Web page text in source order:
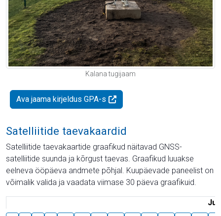
Kalana tugijaam
Ava jaama kirjeldus GPA-s
Satelliitide taevakaardid
Satelliitide taevakaartide graafikud näitavad GNSS-
satelliitide suunda ja kõrgust taevas. Graafikud luuakse
eelneva ööpäeva andmete põhjal. Kuupäevade paneelist on
võimalik valida ja vaadata viimase 30 päeva graafikuid.